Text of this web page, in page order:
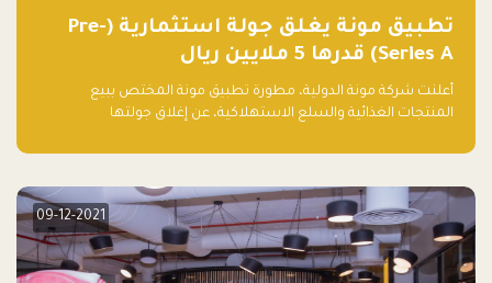
تطبيق مونة يغلق جولة استثمارية (Pre-
Series A) قدرها 5 ملايين ريال
أعلنت شركة مونة الدولية، مطورة تطبيق مونة المختص ببيع
المنتجات الغذائية والسلع الاستهلاكية، عن إغلاق جولتها
دولار أمريكي)، بقيادة شركتي دعم المنشآت المحدودة وتسارع القابضة
09-12-2021